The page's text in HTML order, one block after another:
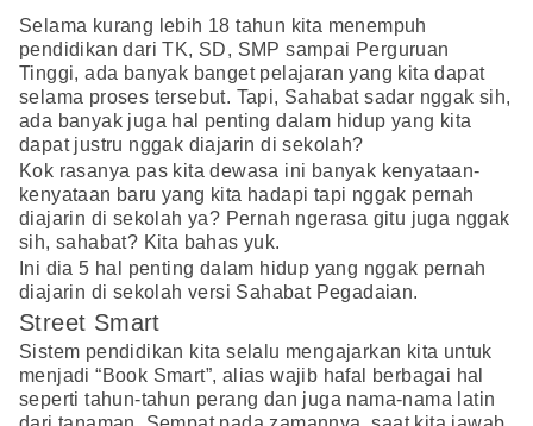
Selama kurang lebih 18 tahun kita menempuh
pendidikan dari TK, SD, SMP sampai Perguruan
Tinggi, ada banyak banget pelajaran yang kita dapat
selama proses tersebut. Tapi, Sahabat sadar nggak sih,
ada banyak juga hal penting dalam hidup yang kita
dapat justru nggak diajarin di sekolah?
Kok rasanya pas kita dewasa ini banyak kenyataan-
kenyataan baru yang kita hadapi tapi nggak pernah
diajarin di sekolah ya? Pernah ngerasa gitu juga nggak
sih, sahabat? Kita bahas yuk.
Ini dia 5 hal penting dalam hidup yang nggak pernah
diajarin di sekolah versi Sahabat Pegadaian.
Street Smart
Sistem pendidikan kita selalu mengajarkan kita untuk
menjadi “Book Smart”, alias wajib hafal berbagai hal
seperti tahun-tahun perang dan juga nama-nama latin